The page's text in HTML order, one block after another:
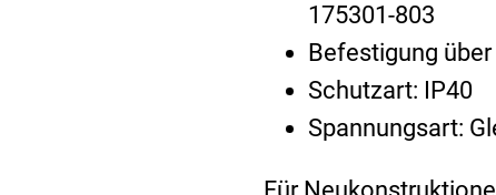
175301-803
Befestigung
Schutzart: IP40
Spannungsart: